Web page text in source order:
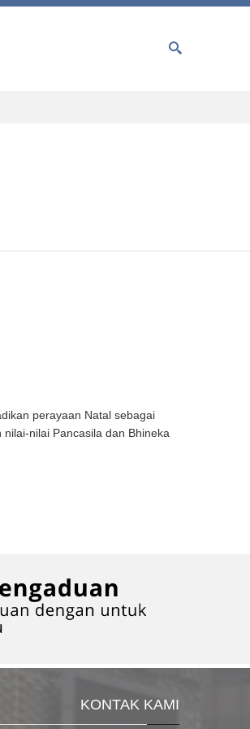
perayaan Natal sebagai
nilai Pancasila dan Bhineka
KONTAK KAMI